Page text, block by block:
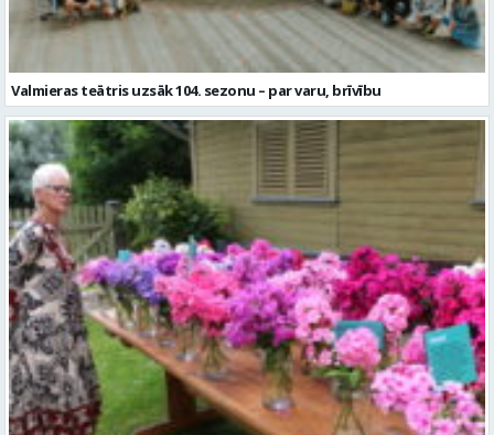
Valmieras teātris uzsāk 104. sezonu – par varu, brīvību